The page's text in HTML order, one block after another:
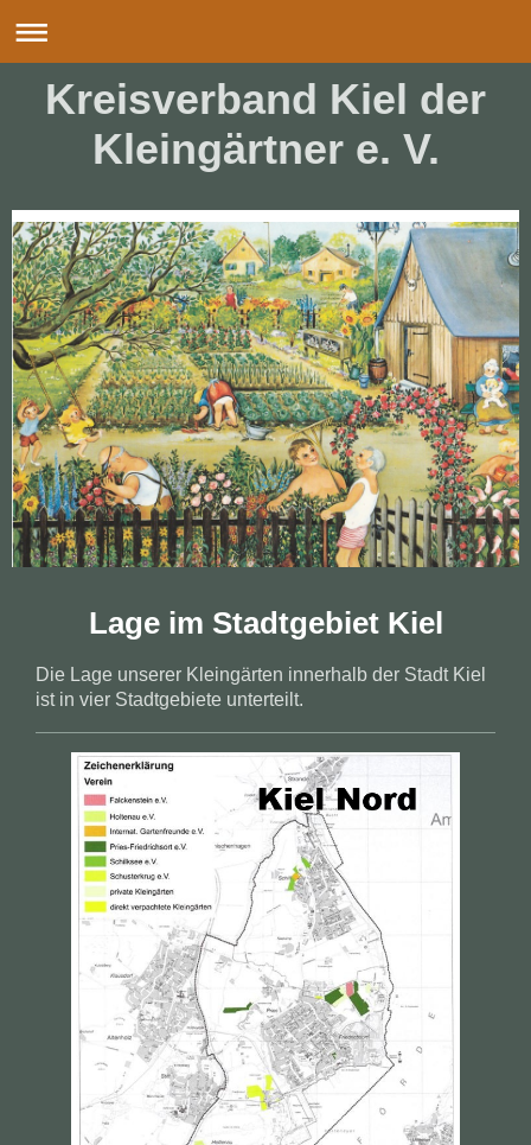
Kreisverband Kiel der
Kleingärtner e. V.
Lage im Stadtgebiet Kiel
Die Lage unserer Kleingärten innerhalb der Stadt Kiel
ist in vier Stadtgebiete unterteilt.